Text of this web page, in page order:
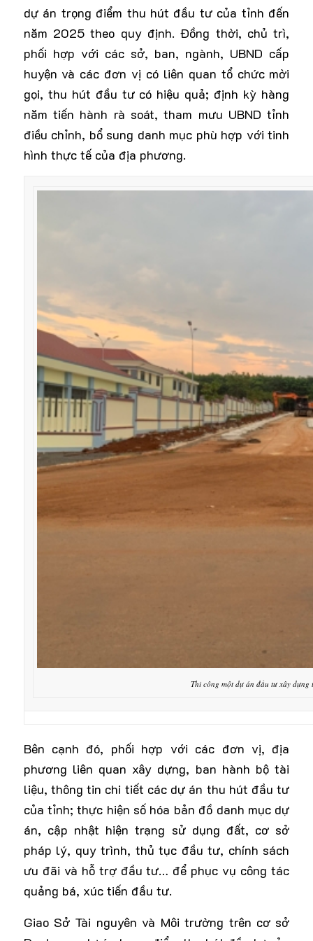
dự án trọng điểm thu hút đầu tư của tỉnh đến
năm 2025 theo quy định. Đồng thời, chủ trì,
phối hợp với các sở, ban, ngành, UBND cấp
huyện và các đơn vị có liên quan tổ chức mời
gọi, thu hút đầu tư có hiệu quả; định kỳ hàng
năm tiến hành rà soát, tham mưu UBND tỉnh
điều chỉnh, bổ sung danh mục phù hợp với tinh
hình thực tế của địa phương.
Thi công một dự án đầu tư xây
Bên cạnh đó, phối hợp với các đơn vị, địa
phương liên quan xây dựng, ban hành bộ tài
liệu, thông tin chi tiết các dự án thu hút đầu tư
của tỉnh; thực hiện số hóa bản đồ danh mục dự
án, cập nhật hiện trạng sử dụng đất, cơ sở
pháp lý, quy trình, thủ tục đầu tư, chính sách
ưu đãi và hỗ trợ đầu tư… để phục vụ công tác
quảng bá, xúc tiến đầu tư.
Giao Sở Tài nguyên và Môi trường trên cơ sở